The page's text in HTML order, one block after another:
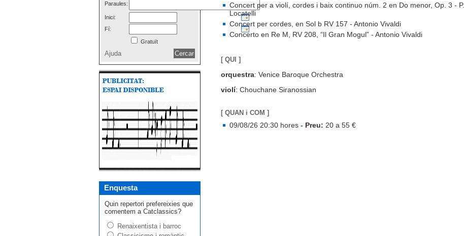
Paraules:
Inici:
Fí:
Gratuït
Ajuda
Enquesta
Quin repertori prefereixies que
comentem a Catclassics?
Renaixentista i barroc
Concert per a violí, cordes i baix continuo núm. 2 en Do menor, Op. 3 - P.
Locatelli
Concert per cordes, en Sol b RV 157 - Antonio Vivaldi
Concerto en Re M, RV 208, “Il Gran Mogul” - Antonio Vivaldi
[ QUI ]
orquestra: Venice Baroque Orchestra
violí: Chouchane Siranossian
[ QUAN i COM ]
09/08/26 20:30 hores - Preu: 20 a 55 €